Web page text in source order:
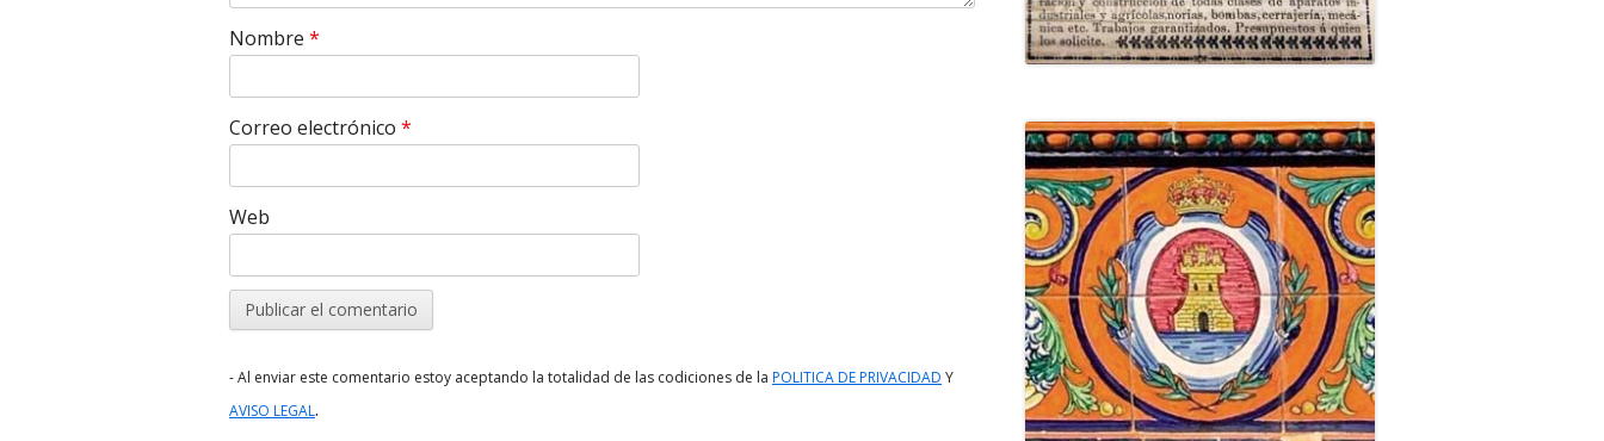
Nombre *
Correo electrónico *
Web
- Al enviar este comentario estoy aceptando la totalidad de las codiciones de la POLITICA DE PRIVACIDAD Y
AVISO LEGAL.